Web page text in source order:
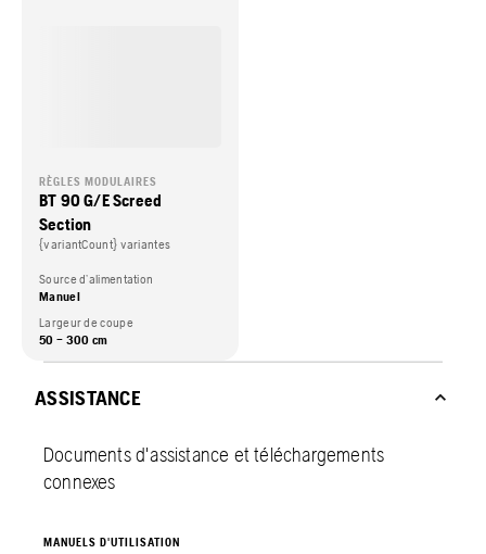
RÈGLES MODULAIRES
BT 90 G/E Screed
Section
{variantCount} variantes
Source d’alimentation
Manuel
Largeur de coupe
50 – 300 cm
ASSISTANCE
Documents d'assistance et téléchargements
connexes
MANUELS D'UTILISATION